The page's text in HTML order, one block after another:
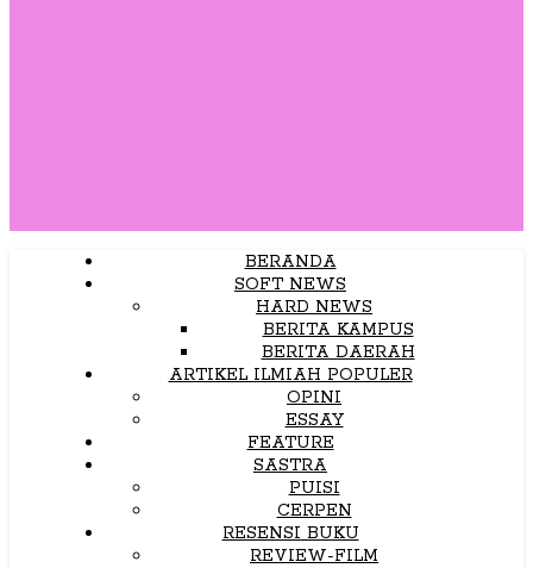
BERANDA
SOFT NEWS
HARD NEWS
BERITA KAMPUS
BERITA DAERAH
ARTIKEL ILMIAH POPULER
OPINI
ESSAY
FEATURE
SASTRA
PUISI
CERPEN
RESENSI BUKU
REVIEW-FILM